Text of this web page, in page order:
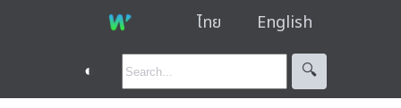
ไทย English
◐ 🔍︎